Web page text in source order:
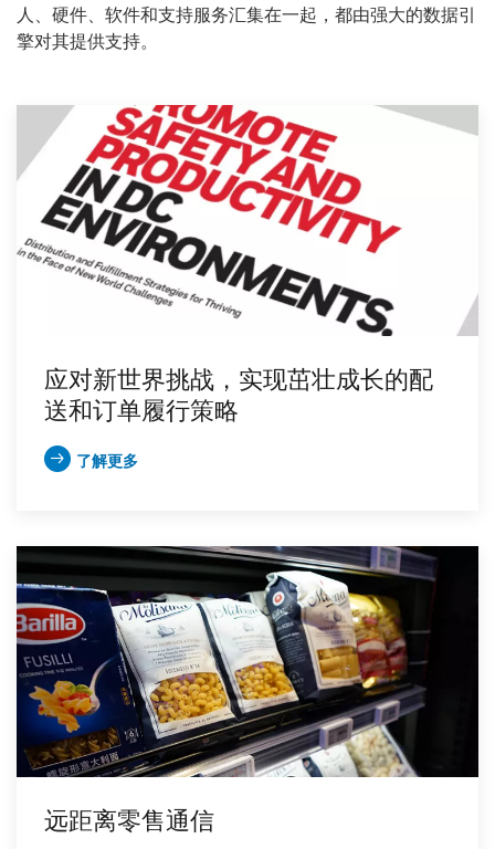
人、硬件、软件和支持服务汇集在一起，都由强大的数据引
擎对其提供支持。
应对新世界挑战，实现茁壮成长的配
送和订单履行策略
了解更多
远距离零售通信